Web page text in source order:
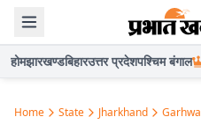
होमझारखण्डबिहारउत्तर प्रदेशपश्चिम बंगाल
Home State Jharkhand Garhwa